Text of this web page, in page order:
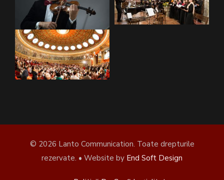
© 2026 Lanto Communication. Toate drepturile
rezervate. • Website by End Soft Design